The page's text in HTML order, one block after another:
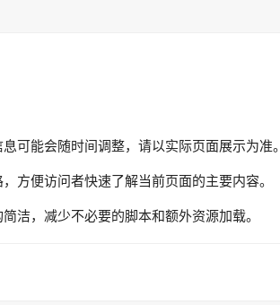
可能会随时间调整，请以实际页面展示为准。
方便访问者快速了解当前页面的主要内容。
洁，减少不必要的脚本和额外资源加载。